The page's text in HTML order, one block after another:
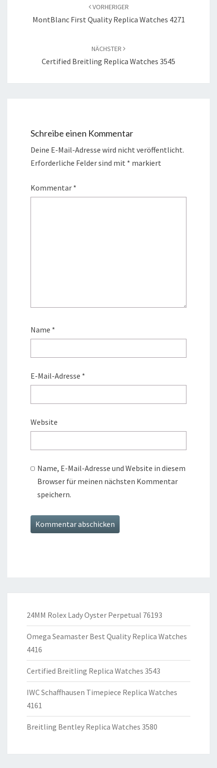
VORHERIGER
MontBlanc First Quality Replica Watches 4271
NÄCHSTER
Certified Breitling Replica Watches 3545
Schreibe einen Kommentar
Deine E-Mail-Adresse wird nicht veröffentlicht.
Erforderliche Felder sind mit * markiert
Kommentar *
Name *
E-Mail-Adresse *
Website
Name, E-Mail-Adresse und Website in diesem
Browser für meinen nächsten Kommentar
speichern.
24MM Rolex Lady Oyster Perpetual 76193
Omega Seamaster Best Quality Replica Watches
4416
Certified Breitling Replica Watches 3543
IWC Schaffhausen Timepiece Replica Watches
4161
Breitling Bentley Replica Watches 3580